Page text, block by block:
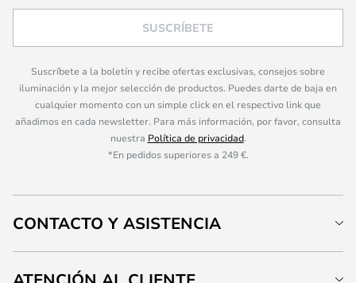
SUSCRÍBETE
Suscríbete a la boletín y recibe ofertas exclusivas, consejos sobre
iluminación y la mejor selección de productos. Puedes darte de baja en
cualquier momento con un simple click en el respectivo link que
añadimos en cada newsletter. Para más información, por favor, consulta
nuestra Política de privacidad.
*En pedidos superiores a 249 €.
CONTACTO Y ASISTENCIA